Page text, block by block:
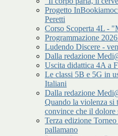
Progetto
Peretti
Corso Scoperta 4L -
Programmazione
Ludendo Discere -
Dalla redazione
Uscita didattica 4A a
Le classi 5B e 5G in
Italiani
Dalla redazione
Quando la violenza si
convince che il dolore
Terza edizione
pallamano